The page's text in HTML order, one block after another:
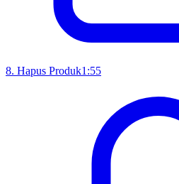
8. Hapus Produk1:55